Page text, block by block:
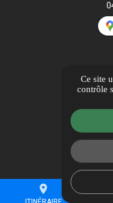
place
Ce site
contrôle